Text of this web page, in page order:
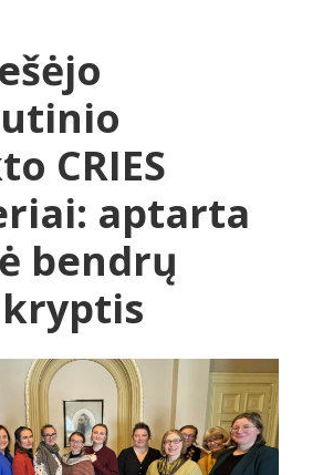
CRIES
aptarta
bendrų